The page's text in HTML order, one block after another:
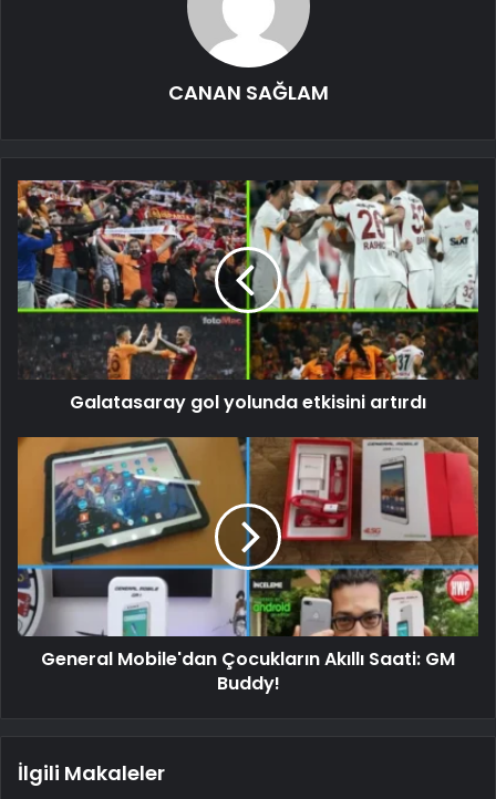
CANAN SAĞLAM
Galatasaray gol yolunda etkisini artırdı
General Mobile'dan Çocukların Akıllı Saati: GM
Buddy!
İlgili Makaleler